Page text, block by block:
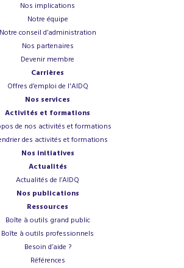
Nos implications
Notre équipe
Notre conseil d’administration
Nos partenaires
Devenir membre
Carrières
Offres d’emploi de l'AIDQ
Nos services
Activités et formations
de nos activités et formations
des activités et formations
Nos initiatives
Actualités
Actualités de l’AIDQ
Nos publications
Ressources
Boîte à outils grand public
Boîte à outils professionnels
Besoin d’aide ?
Références